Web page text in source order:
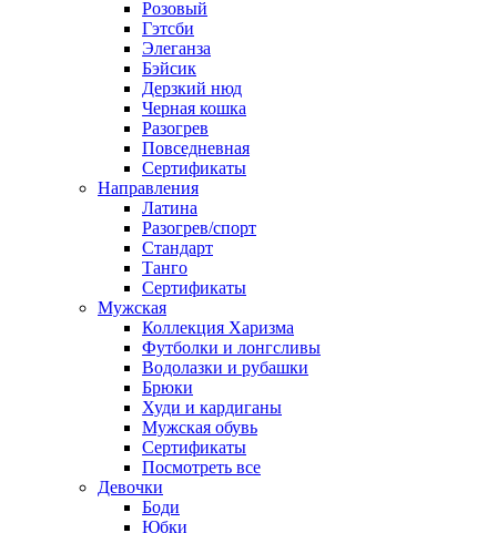
Розовый
Гэтсби
Элеганза
Бэйсик
Дерзкий нюд
Черная кошка
Разогрев
Повседневная
Сертификаты
Направления
Латина
Разогрев/спорт
Стандарт
Танго
Сертификаты
Мужская
Коллекция Харизма
Футболки и лонгсливы
Водолазки и рубашки
Брюки
Худи и кардиганы
Мужская обувь
Сертификаты
Посмотреть все
Девочки
Боди
Юбки